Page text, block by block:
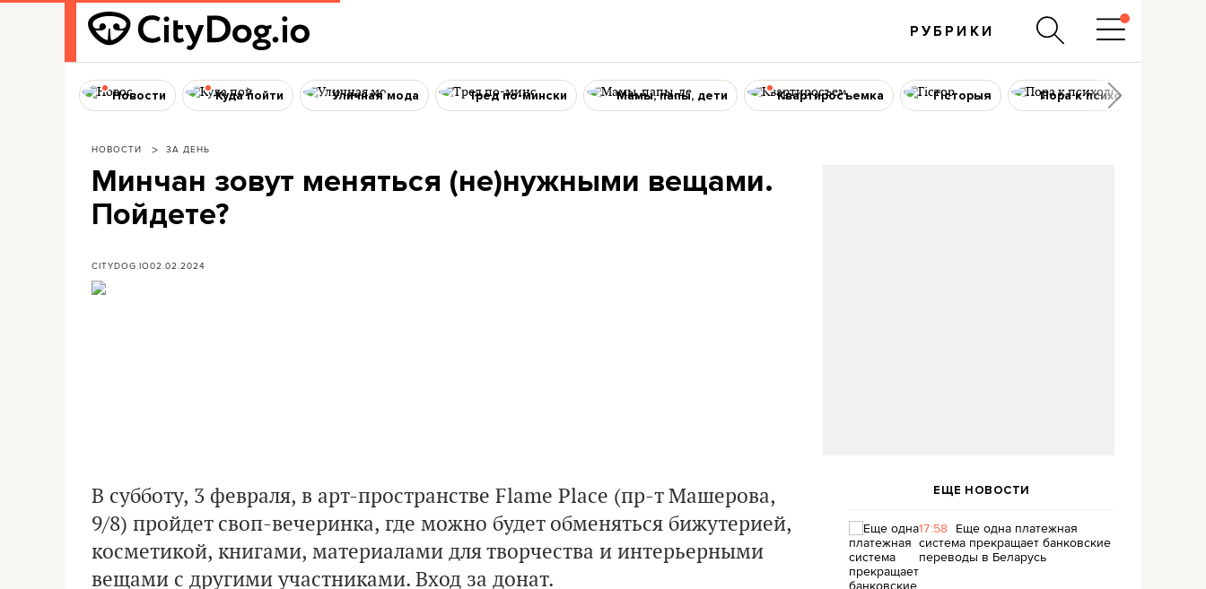
РУБРИКИ
Новости Куда пойти Уличная мода Тред по-мински Мамы, папы, дети Квартиросъемка Гісторыя Пора к психологу
НОВОСТИ ЗА ДЕНЬ
Минчан зовут меняться (не)нужными вещами.
Пойдете?
CITYDOG.IO02.02.2024
В субботу, 3 февраля, в арт-пространстве Flame Place (пр-т Машерова,
9/8) пройдет своп-вечеринка, где можно будет обменяться бижутерией,
косметикой, книгами, материалами для творчества и интерьерными
вещами с другими участниками. Вход за донат.
ЕЩЕ НОВОСТИ
17:58 Еще одна платежная
система прекращает банковские
переводы в Беларусь